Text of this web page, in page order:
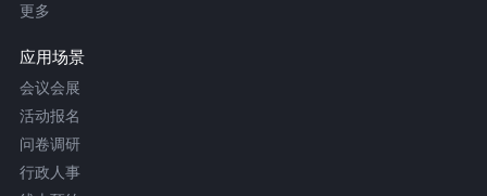
更多
应用场景
会议会展
活动报名
问卷调研
行政人事